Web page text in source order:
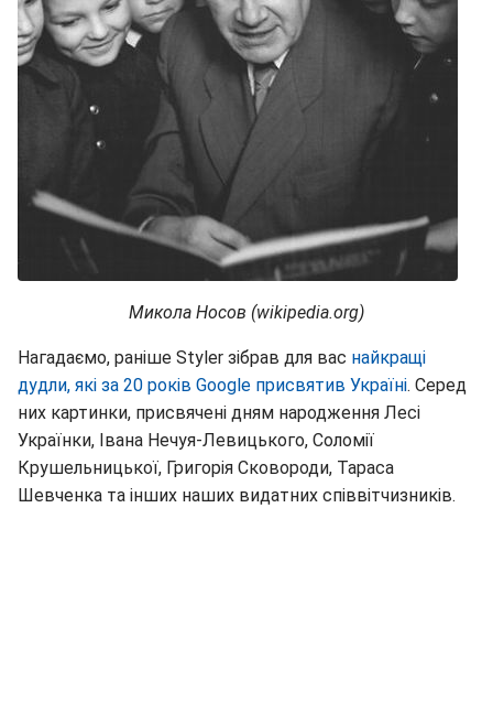
Микола Носов (wikipedia.org)
Нагадаємо, раніше Styler зібрав для вас найкращі
дудли, які за 20 років Google присвятив Україні. Серед
них картинки, присвячені дням народження Лесі
Українки, Івана Нечуя-Левицького, Соломії
Крушельницької, Григорія Сковороди, Тараса
Шевченка та інших наших видатних співвітчизників.